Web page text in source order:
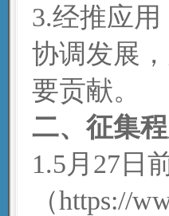
3.经推应
协调发展
要贡献。
二、征集
1.5月27日
（https://